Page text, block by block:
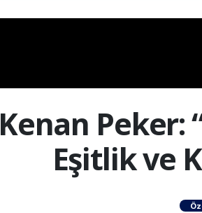
Kenan Peker:
Eşitlik ve